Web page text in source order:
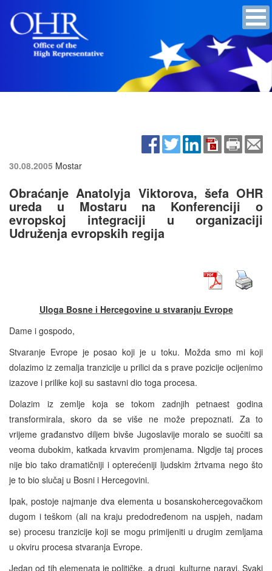
30.08.2005 Mostar
Obraćanje Anatolyja Viktorova, šefa OHR
ureda u Mostaru na Konferenciji o
evropskoj integraciji u organizaciji
Udruženja evropskih regija
Uloga Bosne i Hercegovine u stvaranju Evrope
Dame i gospodo,
Stvaranje Evrope je posao koji je u toku. Možda smo mi koji
dolazimo iz zemalja tranzicije u prilici da s prave pozicije ocijenimo
izazove i prilike koji su sastavni dio toga procesa.
Dolazim iz zemlje koja se tokom zadnjih petnaest godina
transformirala, skoro da se više ne može prepoznati. Za to
vrijeme građanstvo diljem bivše Jugoslavije moralo se suočiti sa
veoma dubokim, katkada krvavim promjenama. Nigdje taj proces
nije bio tako dramatičniji i opterećeniji ljudskim žrtvama nego što
je to bio slučaj u Bosni i Hercegovini.
Ipak, postoje najmanje dva elementa u bosanskohercegovačkom
dugom i teškom (ali na kraju predodređenom na uspjeh, nadam
se) procesu tranzicije koji se mogu primijeniti u drugim zemljama
u okviru procesa stvaranja Evrope.
Jedan od tih elemenata je političke, a drugi kulturne naravi. Svaki